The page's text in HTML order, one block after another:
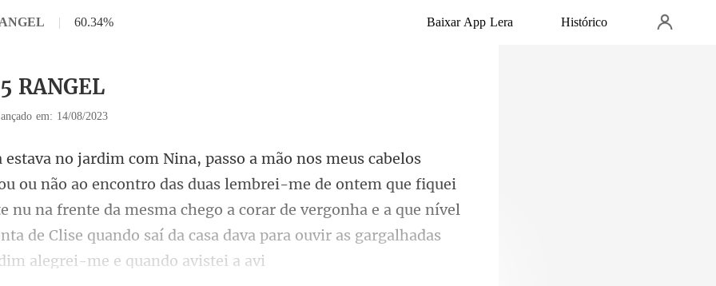
| 60.34% Baixar App Lera Histórico
RANGEL
em: 14/08/2023
embrei-me de ontem que fiquei
nu na frente da mesma chego a corar de vergonha e a que nível